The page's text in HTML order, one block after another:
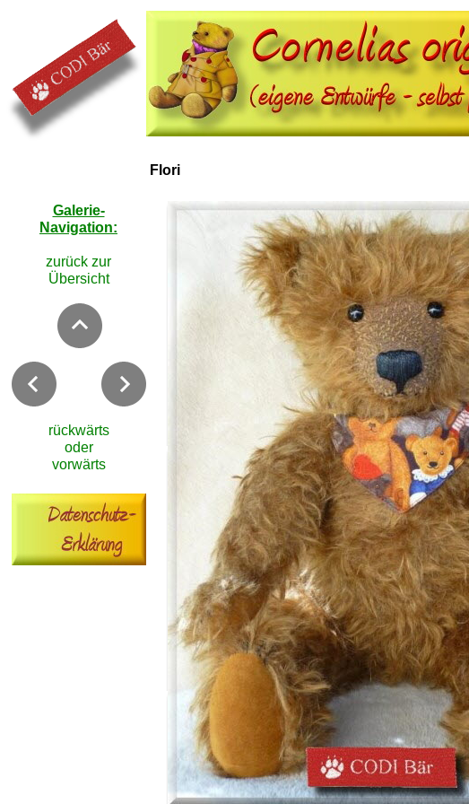
Galerie-
Navigation:
zurück zur
Übersicht
rückwärts
oder
vorwärts
Flori